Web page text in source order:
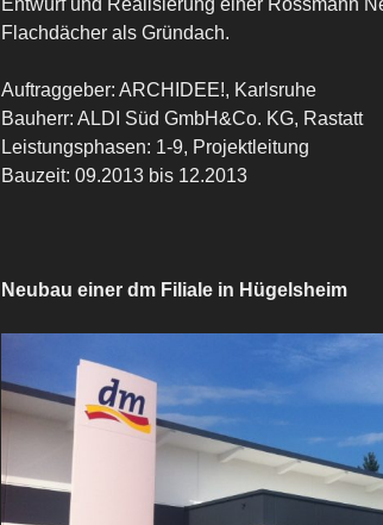
Entwurf und Realisierung einer Rossmann
Flachdächer als Gründach.
Auftraggeber: ARCHIDEE!, Karlsruhe
Bauherr: ALDI Süd GmbH&Co. KG, Rastatt
Leistungsphasen: 1-9, Projektleitung
Bauzeit: 09.2013 bis 12.2013
Neubau einer dm Filiale in Hügelsheim